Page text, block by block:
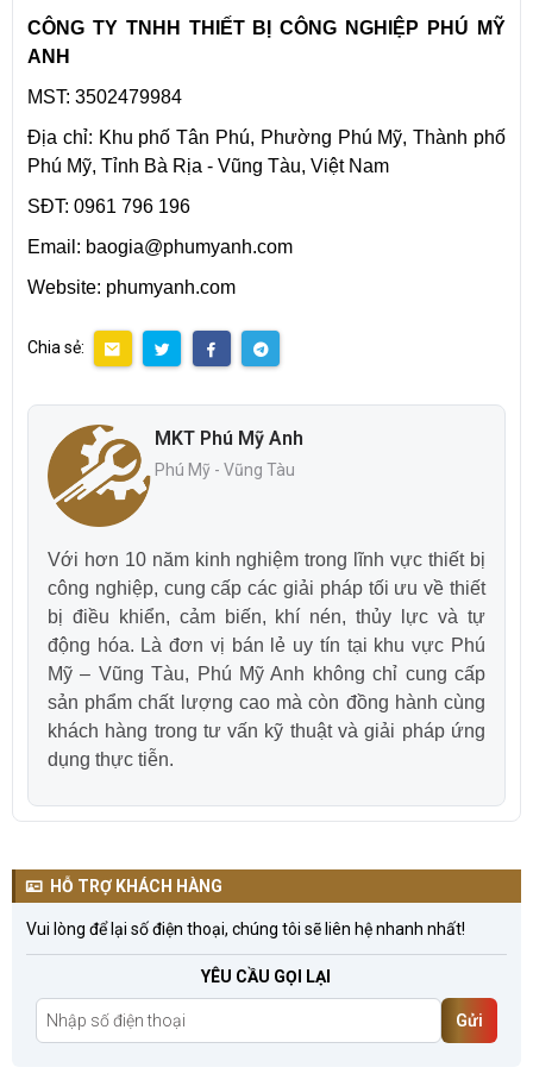
CÔNG TY TNHH THIẾT BỊ CÔNG NGHIỆP PHÚ MỸ
ANH
MST: 3502479984
Địa chỉ: Khu phố Tân Phú, Phường Phú Mỹ, Thành phố
Phú Mỹ, Tỉnh Bà Rịa - Vũng Tàu, Việt Nam
SĐT: 0961 796 196
Email: baogia@phumyanh.com
Website: phumyanh.com
Chia sẻ:
MKT Phú Mỹ Anh
Phú Mỹ - Vũng Tàu
Với hơn 10 năm kinh nghiệm trong lĩnh vực thiết bị
công nghiệp, cung cấp các giải pháp tối ưu về thiết
bị điều khiển, cảm biến, khí nén, thủy lực và tự
động hóa. Là đơn vị bán lẻ uy tín tại khu vực Phú
Mỹ – Vũng Tàu, Phú Mỹ Anh không chỉ cung cấp
sản phẩm chất lượng cao mà còn đồng hành cùng
khách hàng trong tư vấn kỹ thuật và giải pháp ứng
dụng thực tiễn.
HỖ TRỢ KHÁCH HÀNG
Vui lòng để lại số điện thoại, chúng tôi sẽ liên hệ nhanh nhất!
YÊU CẦU GỌI LẠI
Gửi